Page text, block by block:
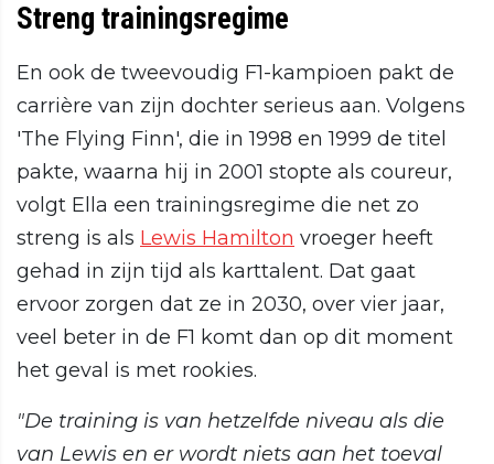
Streng trainingsregime
En ook de tweevoudig F1-kampioen pakt de
carrière van zijn dochter serieus aan. Volgens
'The Flying Finn', die in 1998 en 1999 de titel
pakte, waarna hij in 2001 stopte als coureur,
volgt Ella een trainingsregime die net zo
streng is als Lewis Hamilton vroeger heeft
gehad in zijn tijd als karttalent. Dat gaat
ervoor zorgen dat ze in 2030, over vier jaar,
veel beter in de F1 komt dan op dit moment
het geval is met rookies.
"De training is van hetzelfde niveau als die
van Lewis en er wordt niets aan het toeval